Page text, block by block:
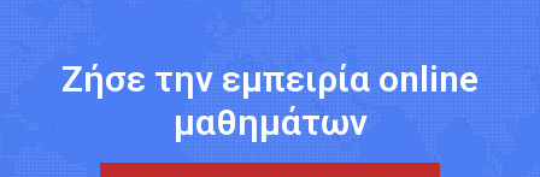
Ζήσε την εμπειρία online
μαθημάτων